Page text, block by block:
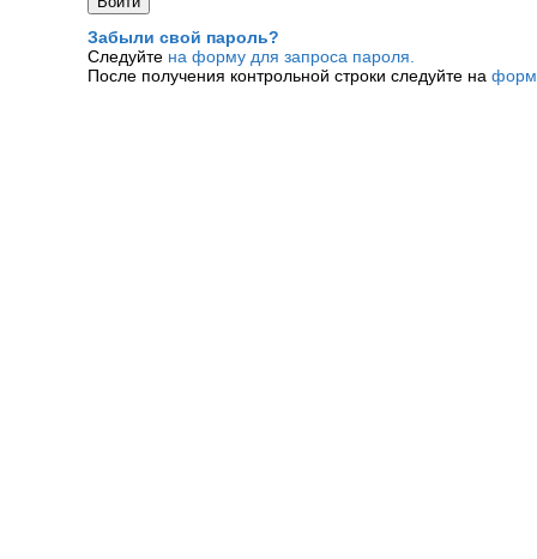
Забыли свой пароль?
Следуйте на форму для запроса пароля.
После получения контрольной строки следуйте на